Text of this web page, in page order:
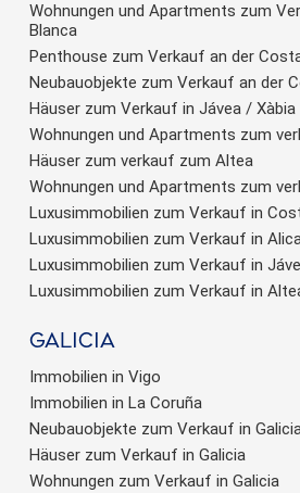
Wohnungen und Apartments zum
Blanca
Penthouse zum Verkauf an der
Neubauobjekte zum Verkauf an der
Häuser zum Verkauf in Jávea / Xàbia
Wohnungen und Apartments zum
Häuser zum verkauf zum Altea
Wohnungen und Apartments zum
Luxusimmobilien zum Verkauf in
Luxusimmobilien zum Verkauf in
Luxusimmobilien zum Verkauf in
Luxusimmobilien zum Verkauf in
Galicia
Immobilien in Vigo
Immobilien in La Coruña
Neubauobjekte zum Verkauf in
Häuser zum Verkauf in Galicia
Wohnungen zum Verkauf in Galicia